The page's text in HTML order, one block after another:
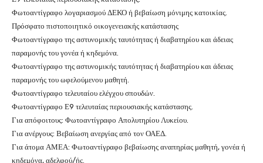
Φωτοαντίγραφο λογαριασμού ΔΕΚΟ ή βεβαίωση μόνιμης κατοικίας.
Πρόσφατο πιστοποιητικό οικογενειακής κατάστασης
Φωτοαντίγραφο της αστυνομικής ταυτότητας ή διαβατηρίου και άδειας
παραμονής του γονέα ή κηδεμόνα.
Φωτοαντίγραφο της αστυνομικής ταυτότητας ή διαβατηρίου και άδειας
παραμονής του ωφελούμενου μαθητή.
Φωτοαντίγραφο τελευταίου ελέγχου σπουδών.
Φωτοαντίγραφο Ε9 τελευταίας περιουσιακής κατάστασης.
Για απόφοιτους: Φωτοαντίγραφο Απολυτηρίου Λυκείου.
Για ανέργους: Βεβαίωση ανεργίας από τον ΟΑΕΔ.
Για άτομα ΑΜΕΑ: Φωτοαντίγραφο βεβαίωσης αναπηρίας μαθητή, γονέα ή
κηδεμόνα, αδελφού/ής.